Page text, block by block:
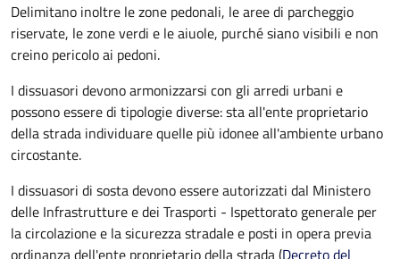
Delimitano inoltre le zone pedonali, le aree di parcheggio
riservate, le zone verdi e le aiuole, purché siano visibili e non
creino pericolo ai pedoni.
I dissuasori devono armonizzarsi con gli arredi urbani e
possono essere di tipologie diverse: sta all'ente proprietario
della strada individuare quelle più idonee all'ambiente urbano
circostante.
I dissuasori di sosta devono essere autorizzati dal Ministero
delle Infrastrutture e dei Trasporti - Ispettorato generale per
la circolazione e la sicurezza stradale e posti in opera previa